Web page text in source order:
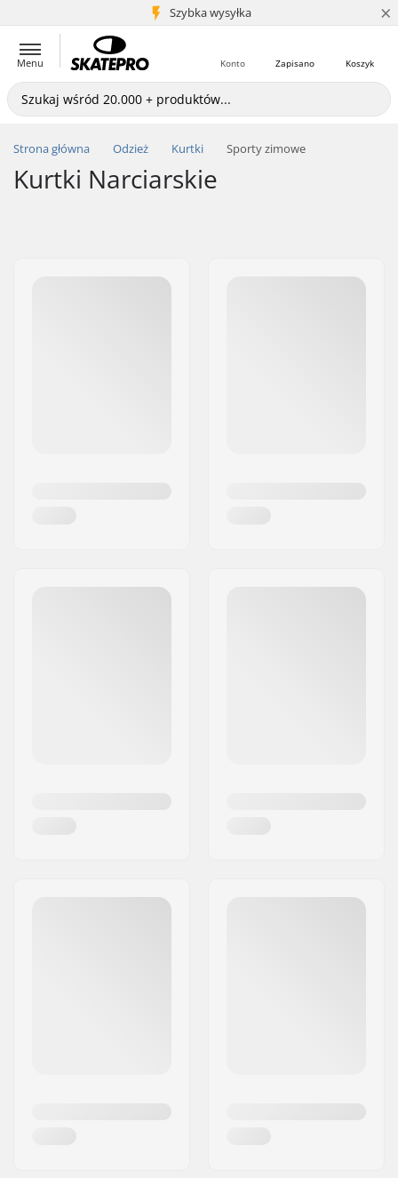
Szybka wysyłka
5+ mln klientów ×
Menu Koszyk
Zapisano
Konto
Strona główna Odzież Kurtki Sporty zimowe
Kurtki Narciarskie